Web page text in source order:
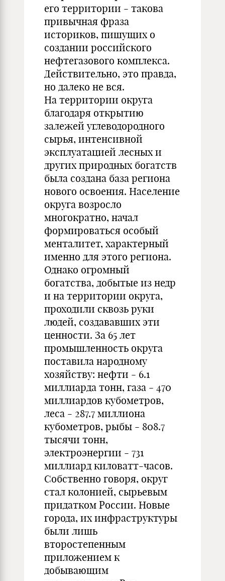
его территории - такова
привычная фраза
историков, пишущих о
создании российского
нефтегазового комплекса.
Действительно, это правда,
но далеко не вся.
На территории округа
благодаря открытию
залежей углеводородного
сырья, интенсивной
эксплуатацией лесных и
других природных богатств
была создана база региона
нового освоения. Население
округа возросло
многократно, начал
формироваться особый
менталитет, характерный
именно для этого региона.
Однако огромный
богатства, добытые из недр
и на территории округа,
проходили сквозь руки
людей, создававших эти
ценности. За 65 лет
промышленность округа
поставила народному
хозяйству: нефти - 6.1
миллиарда тонн, газа - 470
миллиардов кубометров,
леса - 287.7 миллиона
кубометров, рыбы - 808.7
тысячи тонн,
электроэнергии - 731
миллиард киловатт-часов.
Собственно говоря, округ
стал колонией, сырьевым
придатком России. Новые
города, их инфраструктуры
были лишь
второстепенным
приложением к
добывающим